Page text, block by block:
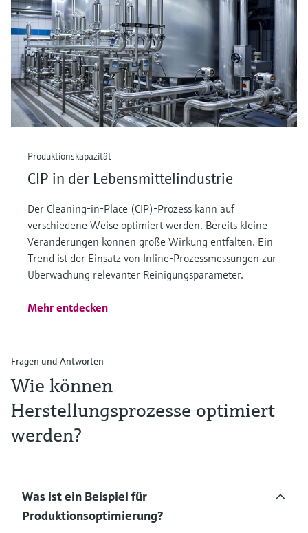
Produktionskapazität
CIP in der Lebensmittelindustrie
Der Cleaning-in-Place (CIP)-Prozess kann auf
verschiedene Weise optimiert werden. Bereits kleine
Veränderungen können große Wirkung entfalten. Ein
Trend ist der Einsatz von Inline-Prozessmessungen zur
Überwachung relevanter Reinigungsparameter.
Mehr entdecken
Fragen und Antworten
Wie können
Herstellungsprozesse optimiert
werden?
Was ist ein Beispiel für
Produktionsoptimierung?